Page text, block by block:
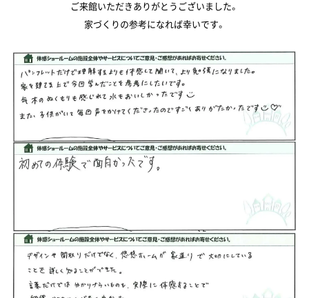
ご来館いただきありがとうございました。
家づくりの参考になれば幸いです。